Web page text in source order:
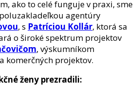
ako to celé funguje v praxi, sme
agentúry
, s Patríciou Kollár, ktorá sa
o široké spektrum projektov
, výskumníkom
komerčných projektov.
ženy prezradili: